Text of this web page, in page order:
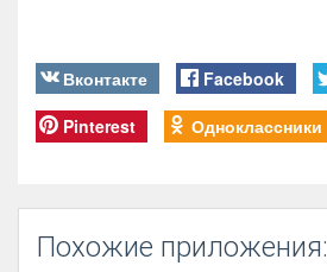
Вконтакте Facebook
Pinterest Одноклассники
Похожие приложения: